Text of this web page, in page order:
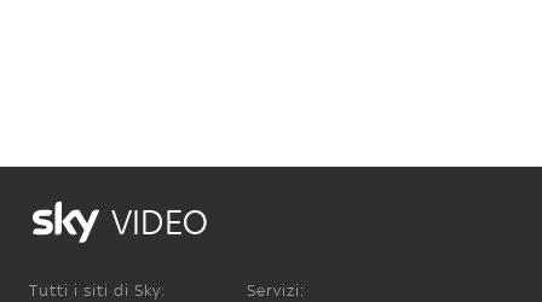
VIDEO
Tutti i siti di Sky: Servizi: